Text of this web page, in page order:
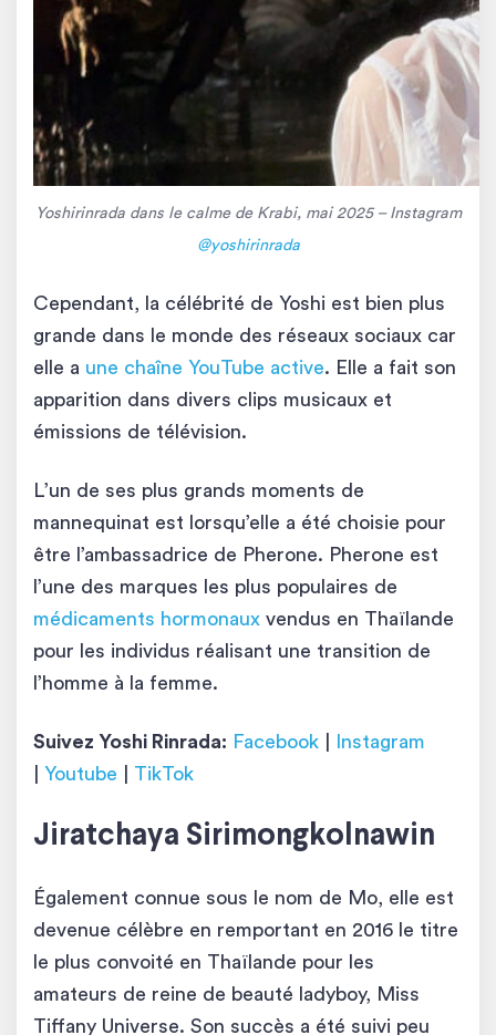
Yoshirinrada dans le calme de Krabi, mai 2025 – Instagram
@yoshirinrada
Cependant, la célébrité de Yoshi est bien plus
grande dans le monde des réseaux sociaux car
elle a une chaîne YouTube active. Elle a fait son
apparition dans divers clips musicaux et
émissions de télévision.
L’un de ses plus grands moments de
mannequinat est lorsqu’elle a été choisie pour
être l’ambassadrice de Pherone. Pherone est
l’une des marques les plus populaires de
médicaments hormonaux vendus en Thaïlande
pour les individus réalisant une transition de
l’homme à la femme.
Suivez Yoshi Rinrada: Facebook
Instagram
Youtube TikTok
Jiratchaya Sirimongkolnawin
Également connue sous le nom de Mo, elle est
devenue célèbre en remportant en 2016 le titre
le plus convoité en Thaïlande pour les
amateurs de reine de beauté ladyboy, Miss
Tiffany Universe. Son succès a été suivi peu